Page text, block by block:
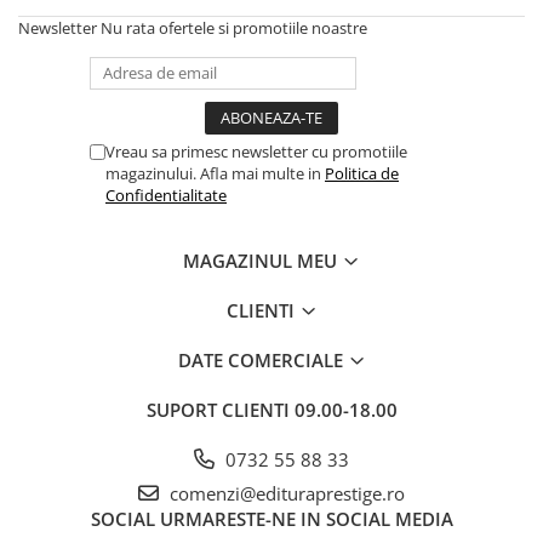
Cadouri
Carti in dar
Carti pentru copii
Literatura Romana
Literatura Universala
Primele notiuni
Carti de colorat
Newsletter Nu rata ofertele si promotiile noastre
Vreau sa primesc newsletter cu promotiile
magazinului. Afla mai multe in Politica de
Confidentialitate
MAGAZINUL MEU
CLIENTI
DATE COMERCIALE
SUPORT CLIENTI 09.00-18.00
0732 55 88 33
comenzi@edituraprestige.ro
SOCIAL URMARESTE-NE IN SOCIAL MEDIA